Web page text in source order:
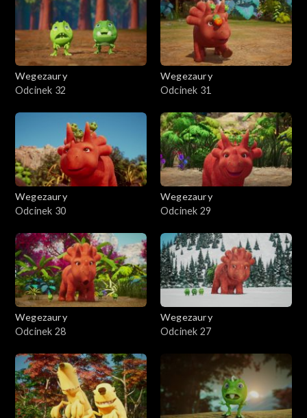
Wegezaury
Odcinek 32
Wegezaury
Odcinek 31
Wegezaury
Odcinek 30
Wegezaury
Odcinek 29
Wegezaury
Odcinek 28
Wegezaury
Odcinek 27